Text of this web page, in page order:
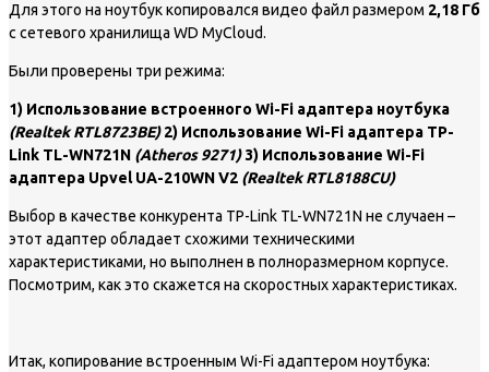
Для этого на ноутбук копировался видео файл размером 2,18 Гб
с сетевого хранилища WD MyCloud.
Были проверены три режима:
1) Использование встроенного Wi-Fi адаптера ноутбука
(Realtek RTL8723BE)2) Использование Wi-Fi адаптера TP-
Link TL-WN721N (Atheros 9271)3) Использование Wi-Fi
адаптера Upvel UA-210WN V2 (Realtek RTL8188CU)
Выбор в качестве конкурента TP-Link TL-WN721N не случаен –
этот адаптер обладает схожими техническими
характеристиками, но выполнен в полноразмерном корпусе.
Посмотрим, как это скажется на скоростных характеристиках.
Итак, копирование встроенным Wi-Fi адаптером ноутбука: